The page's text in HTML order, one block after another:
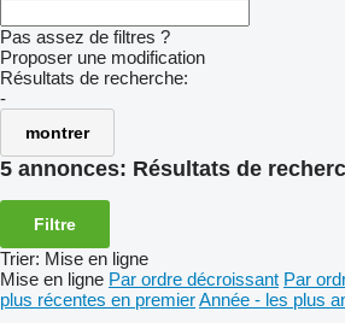
Pas assez de filtres ?
Proposer une modification
Résultats de recherche:
-
montrer
5 annonces: Résultats de
Filtre
Trier: Mise en ligne
Mise en ligne Par ordre décroissant Par
plus récentes en premierAnnée - les plus